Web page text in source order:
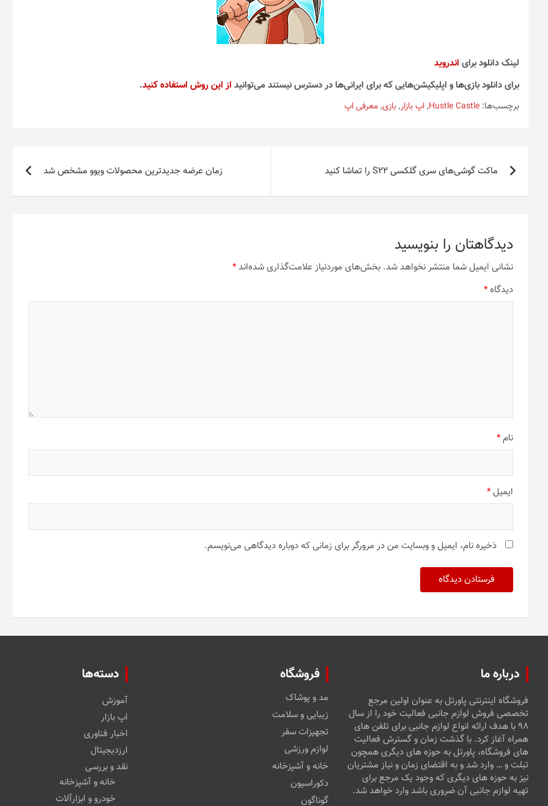
لینک دانلود برای اندروید
برای دانلود بازی‌ها و اپلیکیشن‌هایی که برای ایرانی‌ها در دسترس نیستند می‌توانید از این روش استفاده کنید.
برچسب‌ها: Hustle Castle
,اپ بازار,بازی,معرفی اپ
راهبری
نوشتهماکت گوشی‌های سری گلکسی S22 را تماشا کنید زمان عرضه جدیدترین محصولات ویوو مشخص شد
دیدگاهتان را بنویسید
نشانی ایمیل شما منتشر نخواهد شد. بخش‌های موردنیاز علامت‌گذاری شده‌اند*
دیدگاه*
نام*
ایمیل*
ذخیره نام، ایمیل و وبسایت من در مرورگر برای زمانی که دوباره دیدگاهی می‌نویسم.
درباره ما
فروشگاه اینترنتی پاورتل به عنوان اولین مرجع
تخصصی فروش لوازم جانبی فعالیت خود را از سال
۹۸ با هدف ارائه انواع لوازم جانبی برای تلفن های
همراه آغاز کرد. با گذشت زمان و گسترش فعالیت
های فروشگاه، پاورتل به حوزه های دیگری همچون
تبلت و … وارد شد و به اقتضای زمان و نیاز مشتریان
نیز به حوزه های دیگری که وجود یک مرجع برای
تهیه لوازم جانبی آن ضروری باشد وارد خواهد شد.
فروشگاه
مد و پوشاک
زیبایی و سلامت
تجهیزات سفر
لوازم ورزشی
خانه و آشپزخانه
دکوراسیون
گوناگون
دسته‌ها
آموزش
اپ بازار
اخبار فناوری
ارزدیجیتال
نقد و بررسی
خانه و آشپزخانه
خودرو و ابزارآلات